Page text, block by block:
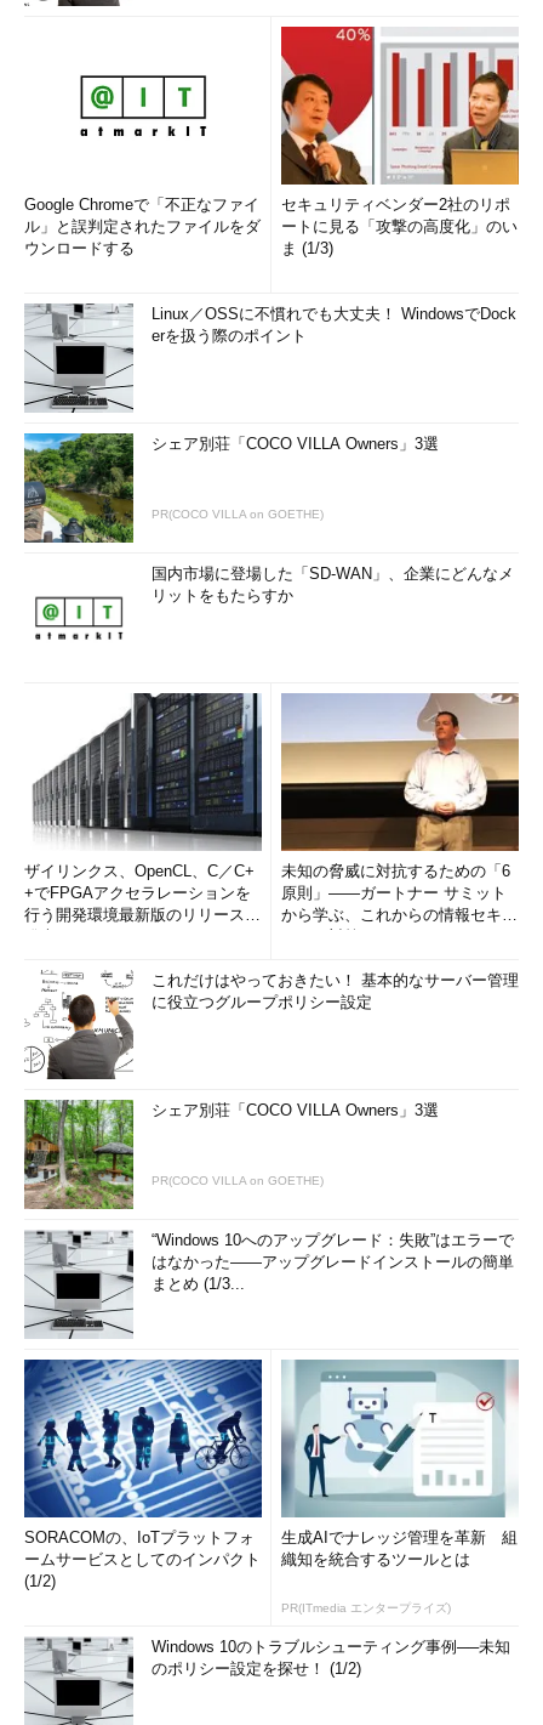
Google Chromeで「不正なファイ
ル」と誤判定されたファイルをダ
ウンロードする
セキュリティベンダー2社のリポ
ートに見る「攻撃の高度化」のい
ま (1/3)
Linux／OSSに不慣れでも大丈夫！ WindowsでDock
erを扱う際のポイント
シェア別荘「COCO VILLA Owners」3選
PR(COCO VILLA on GOETHE)
国内市場に登場した「SD-WAN」、企業にどんなメ
リットをもたらすか
ザイリンクス、OpenCL、C／C+
+でFPGAアクセラレーションを
行う開発環境最新版のリリースを
未知の脅威に対抗するための「6
原則」――ガートナー サミット
から学ぶ、これからの情報セキュ
これだけはやっておきたい！ 基本的なサーバー管理
に役立つグループポリシー設定
シェア別荘「COCO VILLA Owners」3選
PR(COCO VILLA on GOETHE)
“Windows 10へのアップグレード：失敗”はエラーで
はなかった――アップグレードインストールの簡単
まとめ (1/3...
SORACOMの、IoTプラットフォ
ームサービスとしてのインパクト
(1/2)
生成AIでナレッジ管理を革新 組
織知を統合するツールとは
PR(ITmedia エンタープライズ)
Windows 10のトラブルシューティング事例──未知
のポリシー設定を探せ！ (1/2)